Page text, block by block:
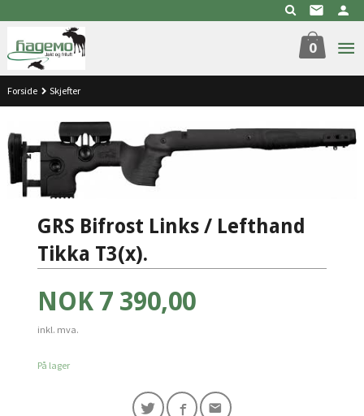
til
innholdet
0
Forside Skjefter
GRS Bifrost Links / Lefthand
Tikka T3(x).
Pris
NOK 7 390,00
inkl. mva.
På lager